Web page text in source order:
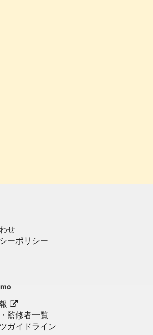
せ
ーポリシー
監修者一覧
ガイドライン